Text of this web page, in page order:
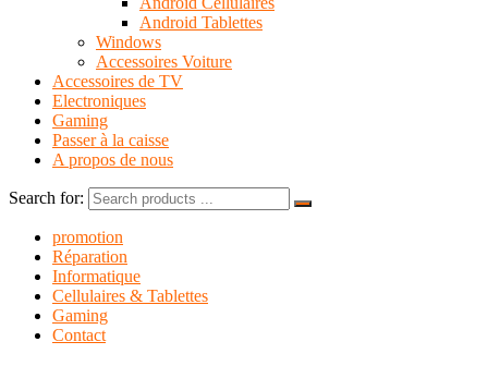
Android Tablettes
Windows
Accessoires Voiture
Accessoires de TV
Electroniques
Gaming
Passer à la caisse
A propos de nous
Search for:
promotion
Réparation
Informatique
Cellulaires & Tablettes
Gaming
Contact